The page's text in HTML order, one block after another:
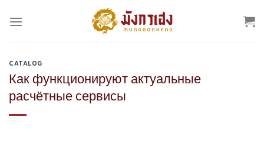
CATALOG
Как функционируют актуальные
расчётные сервисы